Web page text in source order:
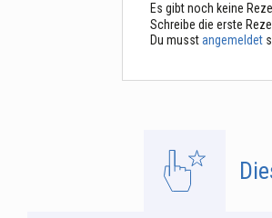
Es gibt noch keine
Schreibe die erste
Du musstangemeldet